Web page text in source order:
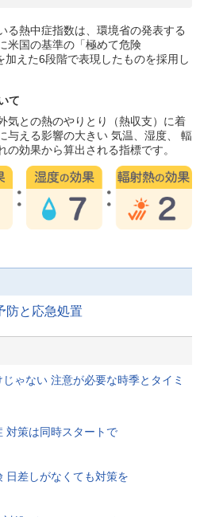
る熱中症指数は、環境省の発表する
米国の基準の「極めて危険
加えた6段階で表現したものを採用し
て
気との熱のやりとり（熱収支）に着
与える影響の大きい 気温、湿度、 輻
効果から算出される指標です。
と応急処置
ゃない 注意が必要な時季とタイミ
対策は同時スタートで
日差しがなくても対策を